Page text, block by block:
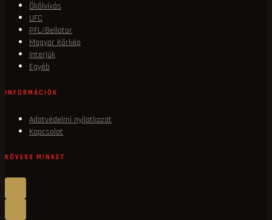
Ökölvívás
UFC
PFL/Bellator
Magyar Körkép
Interjúk
Egyéb
INFORMÁCIÓK
Adatvédelmi nyilatkozat
Kapcsolat
KÖVESS MINKET